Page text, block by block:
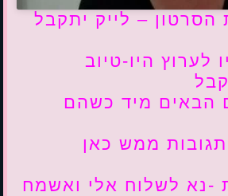
– לייק יתקבל
לערוץ היו-טיוב
הבאים מיד כשהם
ממש כאן
-נא לשלוח אלי ואשמח